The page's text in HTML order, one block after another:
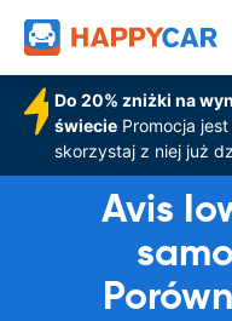
Do 20% zniżki na
świeciePromocja jest
skorzystaj z niej już
Avis